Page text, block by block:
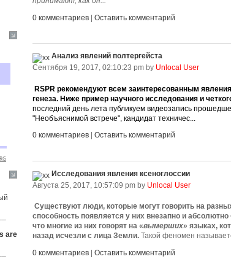
0 комментариев |Оставить комментарий
Анализ явлений полтергейста
Сентября 19, 2017, 02:10:23 pm by Unlocal User
RSPR рекомендуют всем заинтересованным
генеза. Ниже пример научного исследования и
последний день лета публикуем видеозапись
"Необъяснимой встрече", кандидат техничес...
0 комментариев |Оставить комментарий
Исследования явления ксеноглоссии
Августа 25, 2017, 10:57:09 pm by Unlocal User
Существуют люди, которые могут говорить на
способность появляется у них внезапно и
что многие из них говорят на «вымерших» языках,
назад исчезли с лица Земли. Такой феномен
0 комментариев |Оставить комментарий